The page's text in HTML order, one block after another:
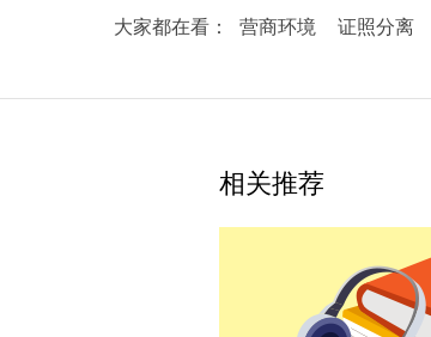
大家都在看： 营商环境 证照分离
相关推荐